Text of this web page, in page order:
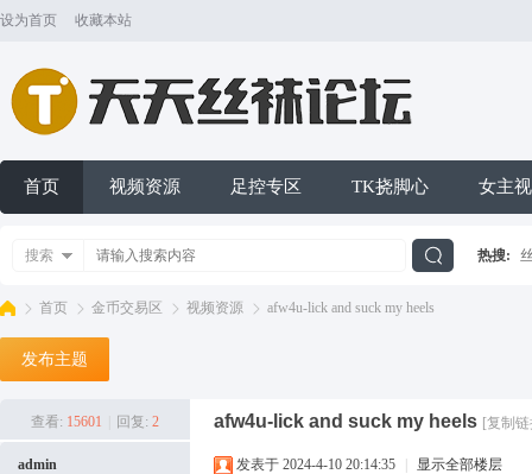
设为首页 收藏本站
首页 视频资源 足控专区 TK挠脚心 女主
搜索 热搜:
首页 金币交易区 视频资源 afw4u-lick and suck my heels
发布主题
查看: 15601 回复: 2 afw4u-lick and suck my heels [复制
admin 发表于 2024-4-10 20:14:35 显示全部楼层